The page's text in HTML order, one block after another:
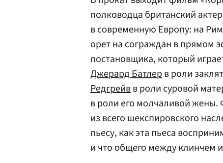
полководца британский
в современную Европу: на
орет на сограждан в прямом
постановщика, который
Джерард Батлерв роли
Редгрейвв роли суровой
в роли его молчаливой жены.
из всего шекспировского
пьесу, как эта пьеса
и что общего между клинчем